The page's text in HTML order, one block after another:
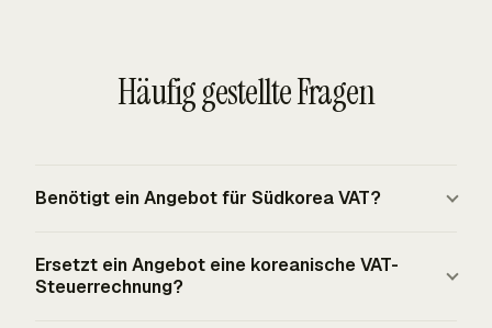
Häufig gestellte Fragen
Benötigt ein Angebot für Südkorea VAT?
nennen, wenn die angebotene Lieferung steuerpflichtig
ist. Südkorea verwendet VAT, und der Standard-VAT-
Ersetzt ein Angebot eine koreanische VAT-
Steuerrechnung?